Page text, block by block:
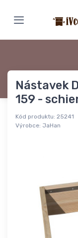
Nástavek
159 -
Kód produktu: 25241
Výrobce: JaHan